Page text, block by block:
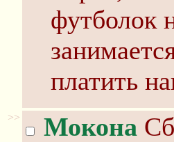
футболок
платить
>> Мокона